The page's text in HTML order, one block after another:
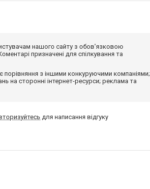
нашого сайту з обов'язковою
призначені для спілкування та
з іншими конкуруючими компаніями;
на сторонні інтернет-ресурси; реклама та
для написання відгуку